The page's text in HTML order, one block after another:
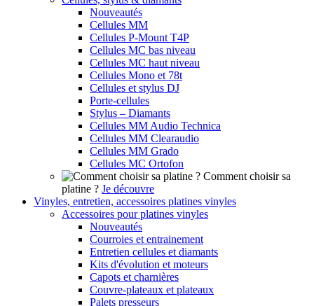
Nouveautés
Cellules MM
Cellules P-Mount T4P
Cellules MC bas niveau
Cellules MC haut niveau
Cellules Mono et 78t
Cellules et stylus DJ
Porte-cellules
Stylus – Diamants
Cellules MM Audio Technica
Cellules MM Clearaudio
Cellules MM Grado
Cellules MC Ortofon
Comment choisir sa
platine ? Je découvre
Vinyles, entretien, accessoires platines vinyles
Accessoires pour platines vinyles
Nouveautés
Courroies et entrainement
Entretien cellules et diamants
Kits d'évolution et moteurs
Capots et charnières
Couvre-plateaux et plateaux
Palets presseurs